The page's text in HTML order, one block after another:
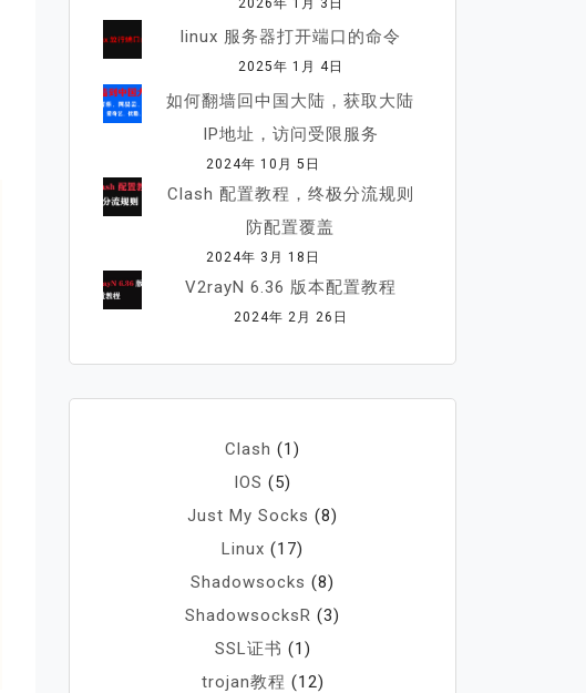
linux 服务器打开端口的命令
2025年 1月 4日
如何翻墙回中国大陆，获取大陆
IP地址，访问受限服务
2024年 10月 5日
Clash 配置教程，终极分流规则
防配置覆盖
2024年 3月 18日
V2rayN 6.36 版本配置教程
2024年 2月 26日
Clash (1)
IOS (5)
Just My Socks (8)
Linux (17)
Shadowsocks (8)
ShadowsocksR (3)
SSL证书 (1)
trojan教程 (12)